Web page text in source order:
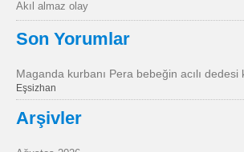
Akıl almaz olay
Son Yorumlar
Maganda kurbanı Pera bebeğin acılı dedesi
Eşsizhan
Arşivler